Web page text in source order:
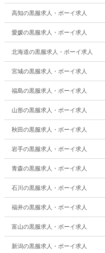
高知の黒服求人・ボーイ求人
愛媛の黒服求人・ボーイ求人
北海道の黒服求人・ボーイ求人
宮城の黒服求人・ボーイ求人
福島の黒服求人・ボーイ求人
山形の黒服求人・ボーイ求人
秋田の黒服求人・ボーイ求人
岩手の黒服求人・ボーイ求人
青森の黒服求人・ボーイ求人
石川の黒服求人・ボーイ求人
福井の黒服求人・ボーイ求人
富山の黒服求人・ボーイ求人
新潟の黒服求人・ボーイ求人